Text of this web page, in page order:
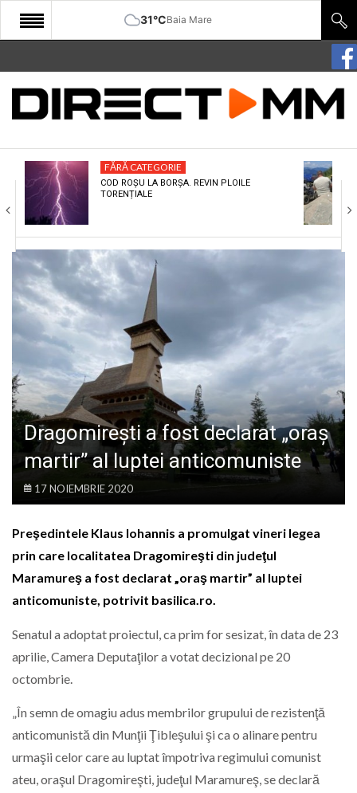
31°CBaia Mare
START
COMUNITATE
CULTURA
ECONOMIE
SANATATE
SPORT
SPECIAL
POLITIC
LIFE
FĂRĂ CATEGORIE
COD ROȘU LA BORȘA. REVIN PLOILE
TORENȚIALE
Dragomireşti a fost declarat „oraş
martir” al luptei anticomuniste
17 NOIEMBRIE 2020
Preşedintele Klaus Iohannis a promulgat vineri legea
prin care localitatea Dragomireşti din judeţul
Maramureş a fost declarat „oraş martir” al luptei
anticomuniste, potrivit basilica.ro.
Senatul a adoptat proiectul, ca prim for sesizat, în data de 23
aprilie, Camera Deputaţilor a votat decizional pe 20
octombrie.
„În semn de omagiu adus membrilor grupului de rezistenţă
anticomunistă din Munţii Ţibleşului şi ca o alinare pentru
urmaşii celor care au luptat împotriva regimului comunist
ateu, oraşul Dragomireşti, judeţul Maramureş, se declară